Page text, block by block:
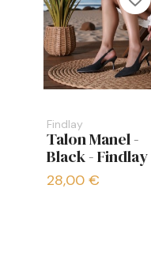
Findlay
Talon Manel -
Black - Findlay
28,00 €